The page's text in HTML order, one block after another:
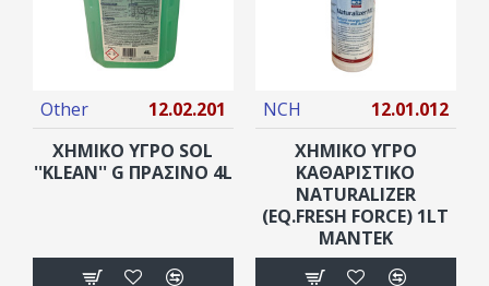
Other
12.02.201
ΧΗΜΙΚΟ ΥΓΡΟ SOL
''KLEAN'' G ΠΡΑΣΙΝΟ 4L
NCH
12.01.012
ΧΗΜΙΚΟ ΥΓΡΟ
ΚΑΘΑΡΙΣΤΙΚΌ
NATURALIZER
(EQ.FRESH FORCE) 1LT
ΜΑΝΤΕΚ